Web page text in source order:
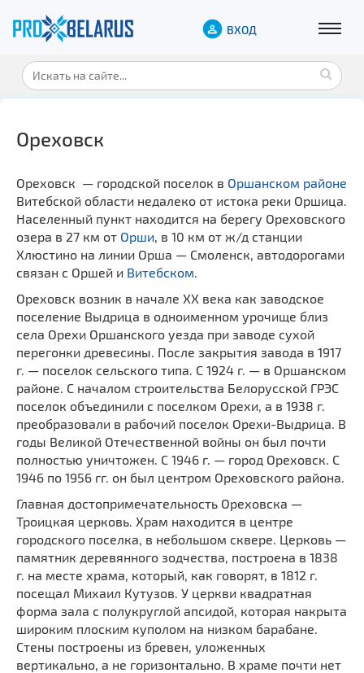
ВХОД
Ореховск
Ореховск — городской поселок в Оршанском районе
Витебской области недалеко от истока реки Оршица.
Населенный пункт находится на берегу Ореховского
озера в 27 км от Орши , в 10 км от ж/д станции
Хлюстино на линии Орша — Смоленск, автодорогами
связан с Оршей и Витебском
Ореховск возник в начале ХХ века как заводское
поселение Выдрица в одноименном урочище близ
села Орехи Оршанского уезда при заводе сухой
перегонки древесины. После закрытия завода в 1917
г. — поселок сельского типа. С 1924 г. — в Оршанском
районе. С началом строительства Белорусской ГРЭС
поселок объединили с поселком Орехи, а в 1938 г.
преобразовали в рабочий поселок Орехи-Выдрица. В
годы Великой Отечественной войны он был почти
полностью уничтожен. С 1946 г. — город Ореховск. С
1946 по 1956 гг. он был центром Ореховского района.
Главная достопримечательность Ореховска —
Троицкая церковь. Храм находится в центре
городского поселка, в небольшом сквере. Церковь —
памятник деревянного зодчества, построена в 1838
г. на месте храма, который, как говорят, в 1812 г.
посещал Михаил Кутузов. У церкви квадратная
форма зала с полукруглой апсидой, которая накрыта
широким плоским куполом на низком барабане.
Стены построены из бревен, уложенных
вертикально, а не горизонтально. В храме почти нет